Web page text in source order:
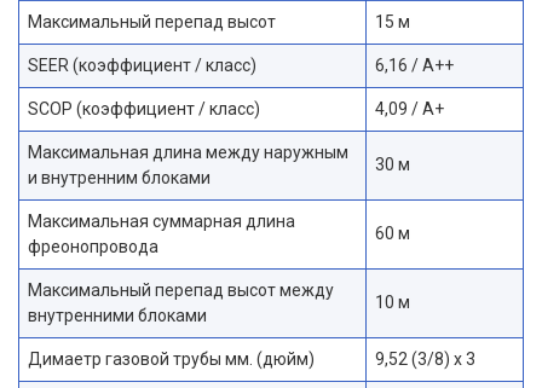
Максимальный перепад высот 15 м
SEER (коэффициент / класс) 6,16 / A++
SCOP (коэффициент / класс) 4,09 / A+
Максимальная длина между наружным
и внутренним блоками
30 м
Максимальная суммарная длина
фреонопровода
60 м
Максимальный перепад высот между
внутренними блоками
10 м
Димаетр газовой трубы мм. (дюйм) 9,52 (3/8) х 3